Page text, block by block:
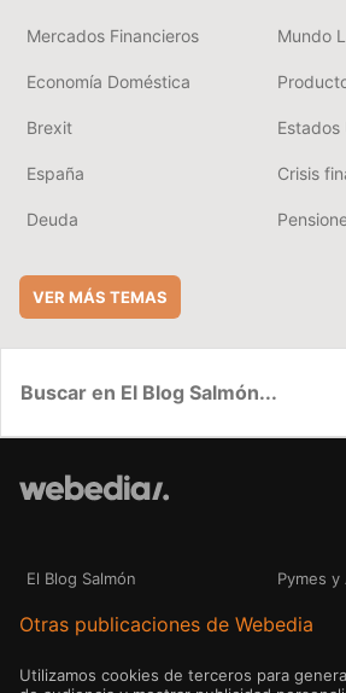
Mercados Financieros Mundo
Economía Doméstica
Brexit Estados
España Crisis
Deuda
VER MÁS TEMAS
El Blog Salmón Pymes
Otras publicaciones de Webedia
Utilizamos cookies de terceros para